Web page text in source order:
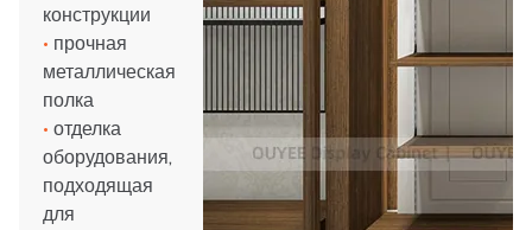
конструкции
• прочная
металлическая
полка
• отделка
оборудования,
подходящая
для